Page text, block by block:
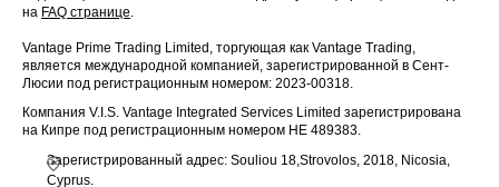
на FAQ странице.
Vantage Prime Trading Limited, торгующая как Vantage Trading,
является международной компанией, зарегистрированной в Сент-
Люсии под регистрационным номером: 2023-00318.
Компания V.I.S. Vantage Integrated Services Limited зарегистрирована
на Кипре под регистрационным номером HE 489383.
Зарегистрированный адрес: Souliou 18,Strovolos, 2018, Nicosia,
Cyprus.